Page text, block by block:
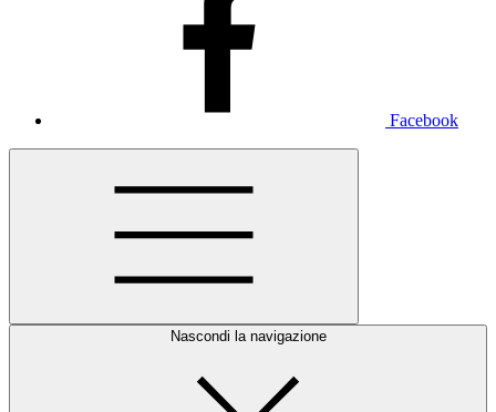
Facebook
Nascondi la navigazione